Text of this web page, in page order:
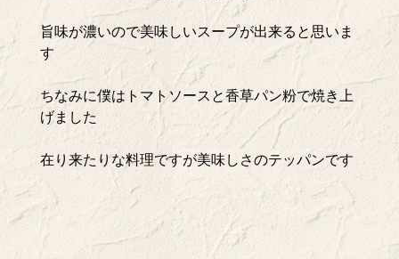
旨味が濃いので美味しいスープが出来ると思いま
す
ちなみに僕はトマトソースと香草パン粉で焼き上
げました
在り来たりな料理ですが美味しさのテッパンです